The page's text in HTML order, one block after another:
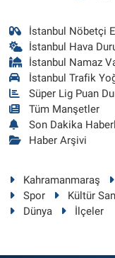
İstanbul Nöbetçi
İstanbul Hava
İstanbul Namaz
İstanbul Trafik
Süper Lig Puan
Tüm Manşetler
Son Dakika
Haber Arşivi
Kahramanmaraş
Spor
Kültür
Dünya
İlçeler